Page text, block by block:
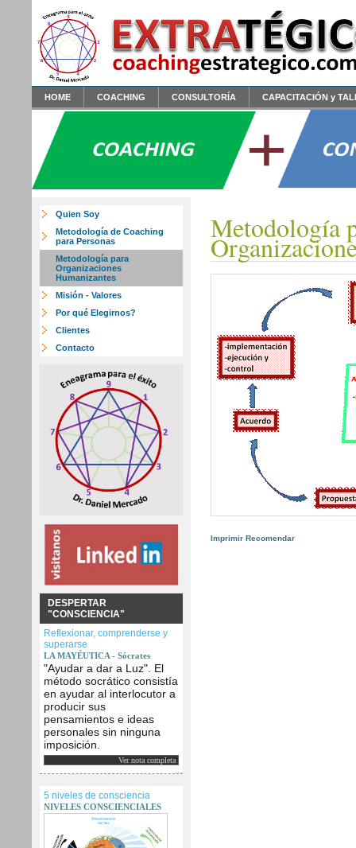
HOME COACHING CONSULTORÍA CAPACITACIÓN y
Metodología
Imprimir Recomendar
Quien Soy
Metodología de Coaching
para Personas
Metodología para
Organizaciones
Humanizantes
Misión - Valores
Por qué Elegirnos?
Clientes
Contacto
DESPERTAR
"CONSCIENCIA"
Reflexionar, comprenderse y
superarse
LA MAYÉUTICA - Sócrates
"Ayudar a dar a Luz". El
método socrático consistía
en ayudar al interlocutor a
producir sus
pensamientos e ideas
personales sin ninguna
imposición.
Ver nota completa
5 niveles de consciencia
NIVELES CONSCIENCIALES